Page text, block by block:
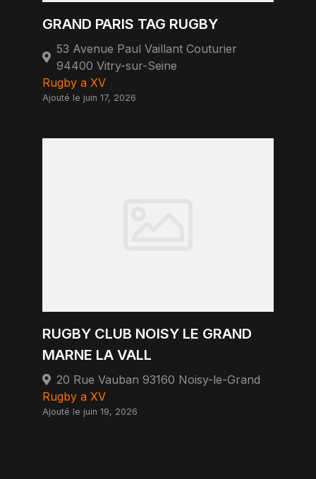
GRAND PARIS TAG RUGBY
53 Avenue Paul Vaillant Couturier
94400 Vitry-sur-Seine
Rugby a XV
Ajouté le juin 17, 2026
RUGBY CLUB NOISY LE GRAND
MARNE LA VALL
20 Rue Vauban 93160 Noisy-le-Grand
Rugby a XV
Ajouté le juin 19, 2026